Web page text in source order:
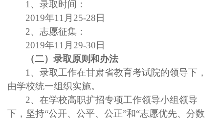
1、录取时间：
2019年11月25-28日
2、志愿征集：
2019年11月29-30日
（二）录取原则和办法
1、 录取工作在甘肃省教育考试院的领导下，
由学校统一组织实施。
2、 在学校高职扩招专项工作领导小组领导
下， 坚持“公开、公平、公正”和“志愿优先、分数